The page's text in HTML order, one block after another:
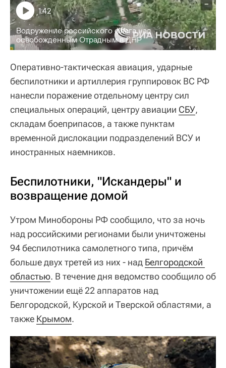
Водружение российского флага над
освобожденным Отрадным в ДНР
1:42
Оперативно-тактическая авиация, ударные
беспилотники и артиллерия группировок ВС РФ
нанесли поражение отдельному центру сил
специальных операций, центру авиации СБУ,
складам боеприпасов, а также пунктам
временной дислокации подразделений ВСУ и
иностранных наемников.
Беспилотники, "Искандеры" и
возвращение домой
Утром Минобороны РФ сообщило, что за ночь
над российскими регионами были уничтожены
94 беспилотника самолетного типа, причём
больше двух третей из них - над Белгородской
областью. В течение дня ведомство сообщило об
уничтожении ещё 22 аппаратов над
Белгородской, Курской и Тверской областями, а
также Крымом.